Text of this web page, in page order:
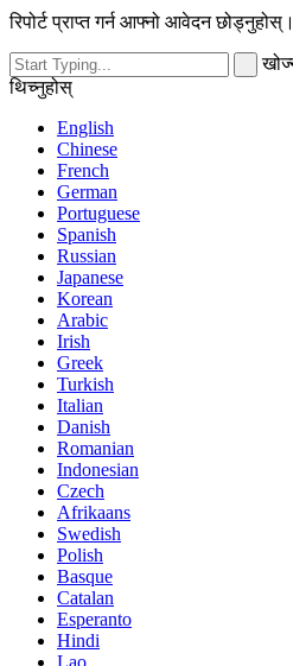
रिपोर्ट प्राप्त गर्न आफ्नो आवेदन छोड्नुहोस्।
थिच्नुहोस्
English
Chinese
French
German
Portuguese
Spanish
Russian
Japanese
Korean
Arabic
Irish
Greek
Turkish
Italian
Danish
Romanian
Indonesian
Czech
Afrikaans
Swedish
Polish
Basque
Catalan
Esperanto
Hindi